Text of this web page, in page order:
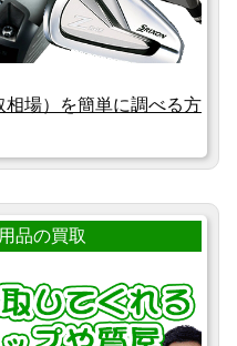
相場）を簡単に調べる方
品の買取